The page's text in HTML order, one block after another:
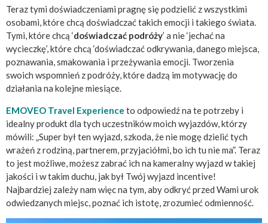
Teraz tymi doświadczeniami pragnę się podzielić z wszystkimi
osobami, które chcą doświadczać takich emocji i takiego świata.
Tymi, które chcą ‘doświadczać podróży’ a nie ‘jechać na
wycieczkę’, które chcą ‘doświadczać odkrywania, danego miejsca,
poznawania, smakowania i przeżywania emocji. Tworzenia
swoich wspomnień z podróży, które dadzą im motywację do
działania na kolejne miesiące.
EMOVEO Travel Experience to odpowiedź na te potrzeby i
idealny produkt dla tych uczestników moich wyjazdów, którzy
mówili: „Super był ten wyjazd, szkoda, że nie mogę dzielić tych
wrażeń z rodziną, partnerem, przyjaciółmi, bo ich tu nie ma”. Teraz
to jest możliwe, możesz zabrać ich na kameralny wyjazd w takiej
jakości i w takim duchu, jak był Twój wyjazd incentive!
Najbardziej zależy nam więc na tym, aby odkryć przed Wami urok
odwiedzanych miejsc, poznać ich istotę, zrozumieć odmienność.